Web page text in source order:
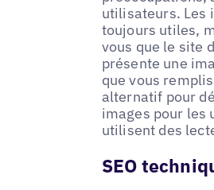
utilisateurs. Les
toujours utiles,
vous que le site
présente une
que vous
alternatif pour
images pour les
utilisent des
SEO